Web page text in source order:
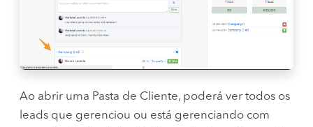
Ao abrir uma Pasta de Cliente, poderá ver todos os
leads que gerenciou ou está gerenciando com